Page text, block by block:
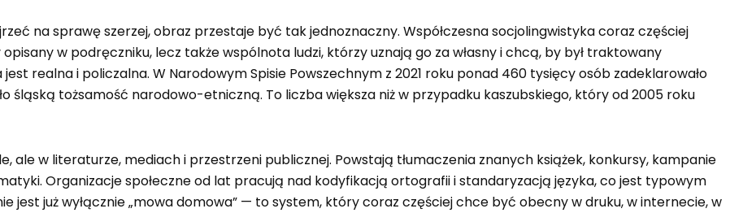
na sprawę szerzej, obraz przestaje być tak jednoznaczny. Współczesna socjolingwistyka coraz częściej
w podręczniku, lecz także wspólnota ludzi, którzy uznają go za własny i chcą, by był traktowany
realna i policzalna. W Narodowym Spisie Powszechnym z 2021 roku ponad 460 tysięcy osób zadeklarowało
śląską tożsamość narodowo-etniczną. To liczba większa niż w przypadku kaszubskiego, który od 2005 roku
ale w literaturze, mediach i przestrzeni publicznej. Powstają tłumaczenia znanych książek, konkursy, kampanie
Organizacje społeczne od lat pracują nad kodyfikacją ortografii i standaryzacją języka, co jest typowym
jest już wyłącznie „mowa domowa” — to system, który coraz częściej chce być obecny w druku, w internecie, w